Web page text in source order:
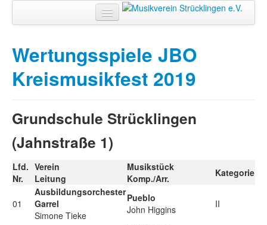
Der Verein
Ausbildung
Termine
Kontakt
Search
Wertungsspiele JBO
Kreismusikfest 2019
Grundschule Strücklingen
(Jahnstraße 1)
Lfd.
Nr.
Verein
Leitung
Musikstück
Komp./Arr.
Kategorie
01
Ausbildungsorchester
Garrel
Simone Tieke
Pueblo
John Higgins
II